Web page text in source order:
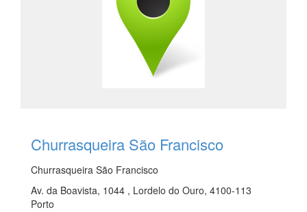
Churrasqueira São Francisco
Churrasqueira São Francisco
Av. da Boavista, 1044 , Lordelo do Ouro, 4100-113
Porto